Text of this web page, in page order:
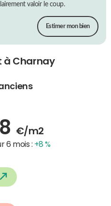
valoir le coup.
Estimer mon bien
à Charnay
€/m2
6 mois : +8 %